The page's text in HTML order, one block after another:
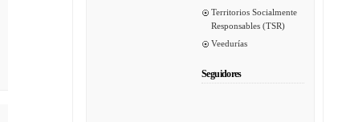
Territorios Socialmente
Responsables (TSR)
Veedurías
Seguidores